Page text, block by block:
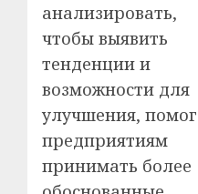
анализировать,
чтобы выявить
тенденции и
возможности для
улучшения,
предприятиям
принимать более